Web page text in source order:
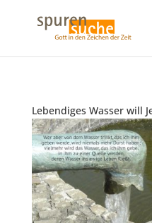
Lebendiges Wasser will